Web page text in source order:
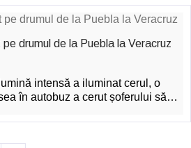
drumul de la Puebla la Veracruz
intensă a iluminat cerul, o
în autobuz a cerut șoferului să…